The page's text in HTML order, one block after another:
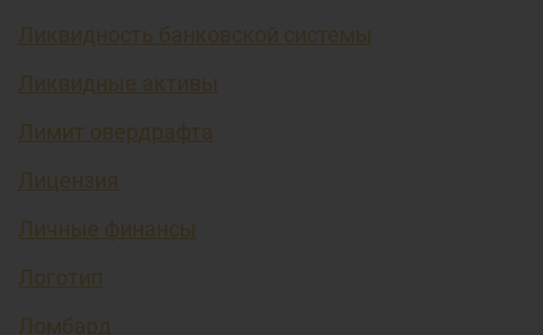
Ликвидность банковской системы
Ликвидные активы
Лимит овердрафта
Лицензия
Личные финансы
Логотип
Ломбард